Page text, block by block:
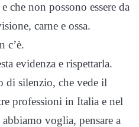
che non possono essere da
carne e ossa.
c’è.
evidenza e rispettarla.
di silenzio, che vede il
professioni in Italia e nel
voglia, pensare a